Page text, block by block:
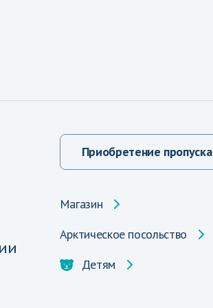
Приобретение пропуска
Магазин
Арктическое посольство
Детям